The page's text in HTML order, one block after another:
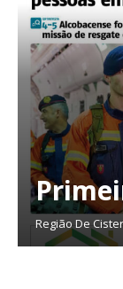
Faça-se assinante
Região De Cister